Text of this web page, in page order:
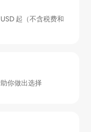
起（不含税费和
你做出选择